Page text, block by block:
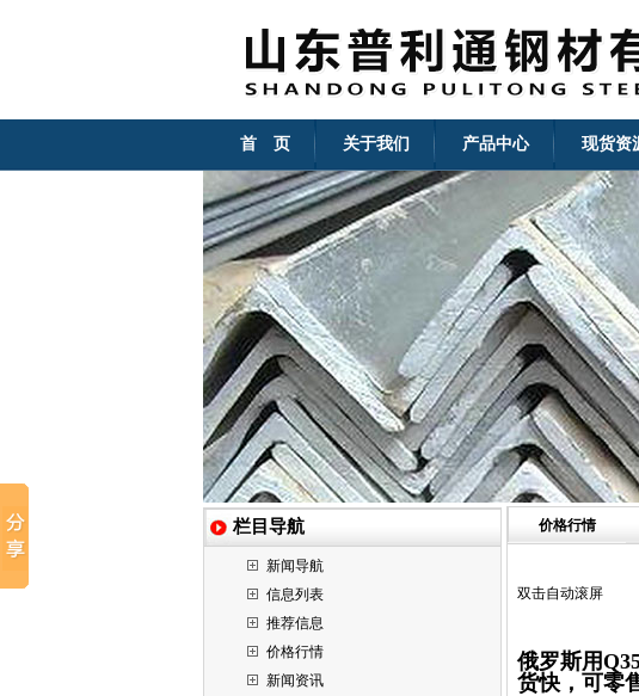
首 页 关于我们 产品中心 现货资
栏目导航
新闻导航
信息列表
推荐信息
价格行情
新闻资讯
价格行情
双击自动滚屏
俄罗斯用
货快，可零